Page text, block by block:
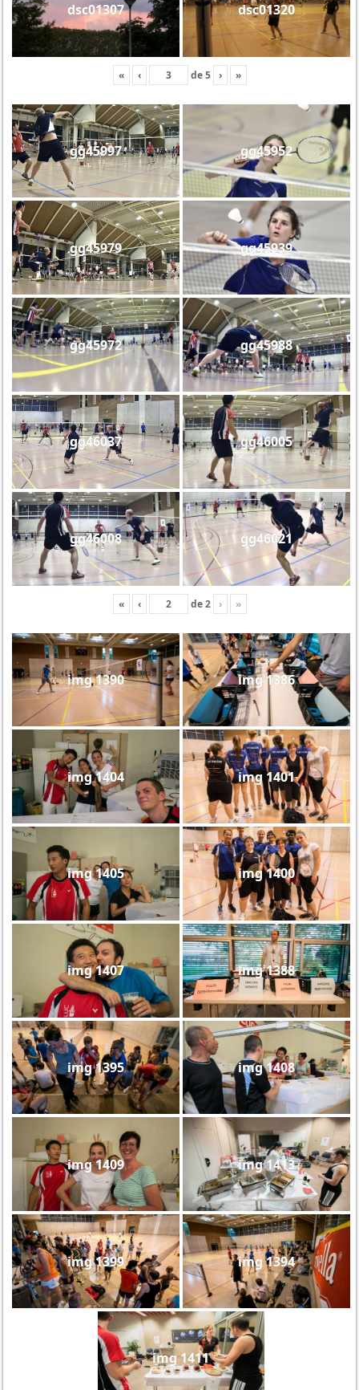
dsc01307 dsc01320
« ‹ de5 › »
gg45997 gg45952
gg45979 gg45939
gg45972 gg45988
gg46037 gg46005
gg46008 gg46021
« ‹ de2 › »
img 1390 img 1386
img 1404 img 1401
img 1405 img 1400
img 1407 img 1388
img 1395 img 1408
img 1409 img 1413
img 1399 img 1394
img 1411